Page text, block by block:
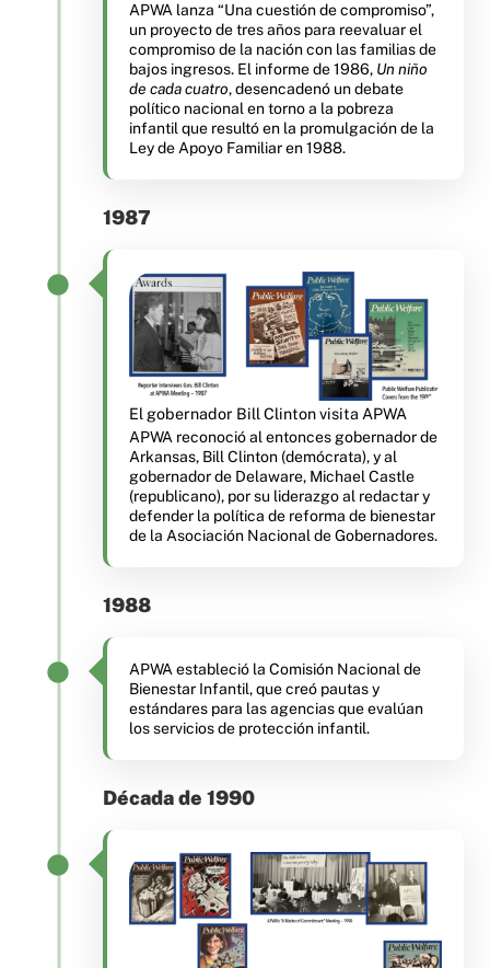
APWA lanza “Una cuestión de compromiso”,
un proyecto de tres años para reevaluar el
compromiso de la nación con las familias de
bajos ingresos. El informe de 1986, Un niño
de cada cuatro, desencadenó un debate
político nacional en torno a la pobreza
infantil que resultó en la promulgación de la
Ley de Apoyo Familiar en 1988.
1987
El gobernador Bill Clinton visita APWA
APWA reconoció al entonces gobernador de
Arkansas, Bill Clinton (demócrata), y al
gobernador de Delaware, Michael Castle
(republicano), por su liderazgo al redactar y
defender la política de reforma de bienestar
de la Asociación Nacional de Gobernadores.
1988
APWA estableció la Comisión Nacional de
Bienestar Infantil, que creó pautas y
estándares para las agencias que evalúan
los servicios de protección infantil.
Década de 1990